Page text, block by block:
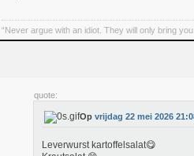
“Never argue with an idiot. They will only bring
quote:
Op vrijdag 22 mei 2026
Leverwurst kartoffelsalat😋